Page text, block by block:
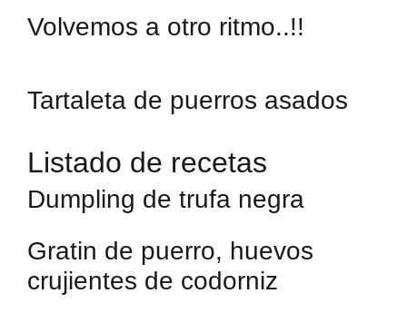
Volvemos a otro ritmo..!!
Tartaleta de puerros asados
Listado de recetas
Dumpling de trufa negra
Gratin de puerro, huevos
crujientes de codorniz